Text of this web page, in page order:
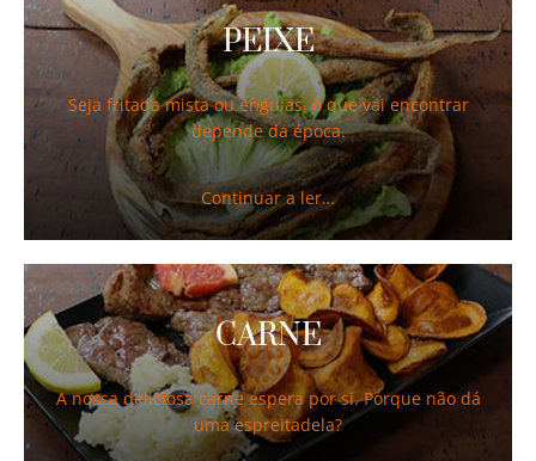
PEIXE
Seja fritada mista ou enguias, o que vai encontrar
depende da época.
Continuar a ler…
CARNE
A nossa deliciosa carne espera por si. Porque não dá
uma espreitadela?